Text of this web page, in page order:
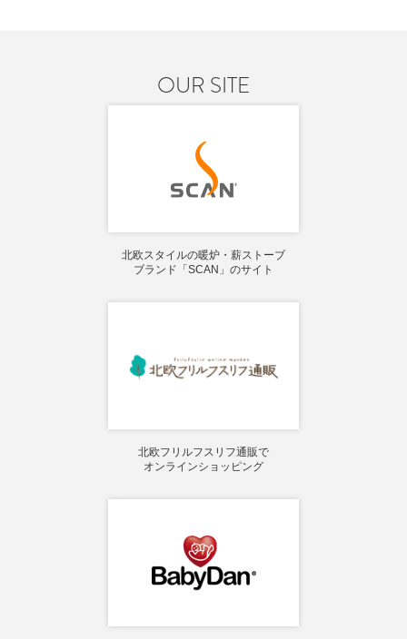
OUR SITE
北欧スタイルの暖炉・薪ストーブ
ブランド「SCAN」のサイト
北欧フリルフスリフ通販で
オンラインショッピング